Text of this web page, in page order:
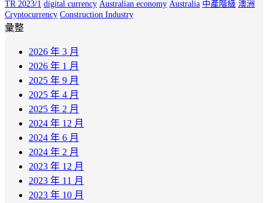
TR 2023/1 digital currency Australian economy Australia 中產階級 澳洲
Cryptocurrency Construction Industry
彙整
2026 年 3 月
2026 年 1 月
2025 年 9 月
2025 年 4 月
2025 年 2 月
2024 年 12 月
2024 年 6 月
2024 年 2 月
2023 年 12 月
2023 年 11 月
2023 年 10 月